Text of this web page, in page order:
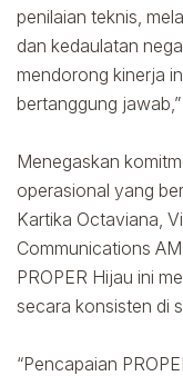
penilaian teknis,
dan kedaulatan
mendorong kinerja
bertanggung
Menegaskan
operasional yang
Kartika Octaviana,
Communications
PROPER Hijau ini
secara konsisten di
“Pencapaian